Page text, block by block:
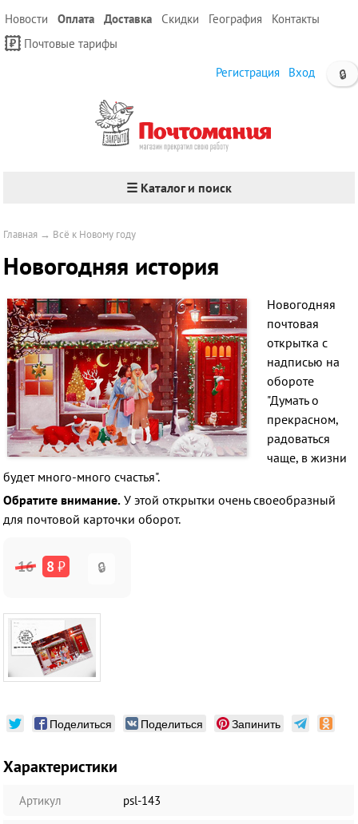
Новости Оплата Доставка Скидки География
Контакты
Почтовые тарифы
🔒
Регистрация Вход
☰ Каталог и поиск
Главная → Всё к Новому году
Новогодняя история
Новогодняя
почтовая
открытка с
надписью на
обороте
"Думать о
прекрасном,
радоваться
чаще, в жизни
будет много-много счастья".
Обратите внимание. У этой открытки очень своеобразный
для почтовой карточки оборот.
16 8 ₽ 🔒
Поделиться Поделиться Запинить
Характеристики
Артикул psl-143